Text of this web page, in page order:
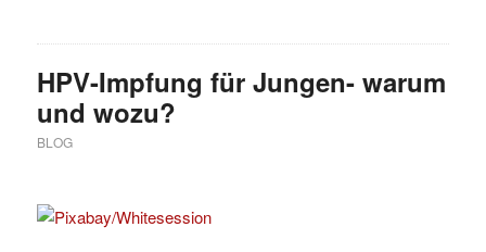
HPV-Impfung für Jungen- warum
und wozu?
BLOG